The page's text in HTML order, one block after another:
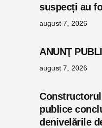
suspecți au
august 7, 2026
ANUNŢ
august 7, 2026
Constructorul
publice
denivelările